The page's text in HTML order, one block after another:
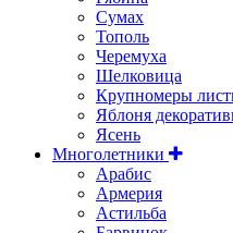
Сумах
Тополь
Черемуха
Шелковица
Крупномеры
Яблоня
Ясень
Многолетники
Арабис
Армерия
Астильбa